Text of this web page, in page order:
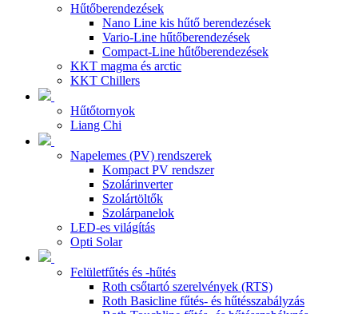
Hűtőberendezések
Nano Line kis hűtő berendezések
Vario-Line hűtőberendezések
Compact-Line hűtőberendezések
KKT magma és arctic
KKT Chillers
Hűtőtornyok
Liang Chi
Napelemes (PV) rendszerek
Kompact PV rendszer
Szolárinverter
Szolártöltők
Szolárpanelok
LED-es világítás
Opti Solar
Felületfűtés és -hűtés
Roth csőtartó szerelvények (RTS)
Roth Basicline fűtés- és hűtésszabályzás